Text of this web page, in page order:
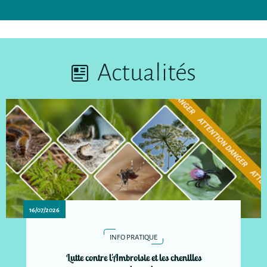
Actualités
16/07/2026
INFO PRATIQUE
Lutte contre l'Ambroisie et les chenilles